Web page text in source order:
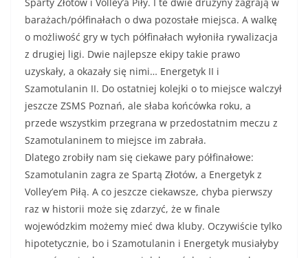
barażach/półfinałach o dwa pozostałe miejsca. A walkę
o możliwość gry w tych półfinałach wyłoniła rywalizacja
z drugiej ligi. Dwie najlepsze ekipy takie prawo
uzyskały, a okazały się nimi… Energetyk II i
Szamotulanin II. Do ostatniej kolejki o to miejsce walczył
jeszcze ZSMS Poznań, ale słaba końcówka roku, a
przede wszystkim przegrana w przedostatnim meczu z
Szamotulaninem to miejsce im zabrała.
Dlatego zrobiły nam się ciekawe pary półfinałowe:
Szamotulanin zagra ze Spartą Złotów, a Energetyk z
Volley’em Piłą. A co jeszcze ciekawsze, chyba pierwszy
raz w historii może się zdarzyć, że w finale
wojewódzkim możemy mieć dwa kluby. Oczywiście tylko
hipotetycznie, bo i Szamotulanin i Energetyk musiałyby